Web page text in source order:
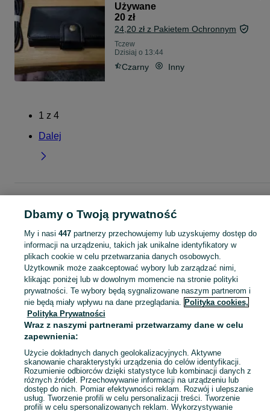
Używane
20 zł
24,20 zł z Pakietem Ochronnym
Tczew
Dzisiaj o 13:44
Czarny Inny
1 z 4
Dalej
Tczew
KATEGORIA
Szeroki wybór portfeli Tczew ▶️ Różne materiały, kolory i kształty ✅ Nowe i używane w atrakcyjnych cenach ✌ Sprawdź oferty na OLX.pl! Zobacz
Mapa kategorii
Mapa miejscowości
Mapa ministron
Popularne wyszukiwania
Dbamy o Twoją prywatność
My i nasi 447partnerzy przechowujemy lub uzyskujemy dostęp do
informacji na urządzeniu, takich jak unikalne identyfikatory w
plikach cookie w celu przetwarzania danych osobowych.
Użytkownik może zaakceptować wybory lub zarządzać nimi,
klikając poniżej lub w dowolnym momencie na stronie polityki
prywatności. Te wybory będą sygnalizowane naszym partnerom i
nie będą miały wpływu na dane przeglądania. Polityka cookies,
Polityka Prywatności
Wraz z naszymi partnerami przetwarzamy dane w celu
zapewnienia:
Użycie dokładnych danych geolokalizacyjnych. Aktywne
skanowanie charakterystyki urządzenia do celów identyfikacji.
Rozumienie odbiorców dzięki statystyce lub kombinacji danych z
różnych źródeł. Przechowywanie informacji na urządzeniu lub
dostęp do nich. Pomiar efektywności reklam. Rozwój i ulepszanie
usług. Tworzenie profili w celu personalizacji treści. Tworzenie
profili w celu spersonalizowanych reklam. Wykorzystywanie